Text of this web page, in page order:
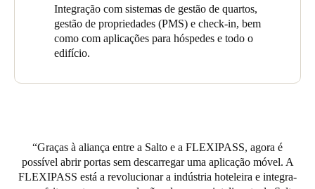
quartos do hotel. Esta solução possui um leitor elegante,
acentuado por um anel interativo que se ilumina quando as
credenciais de acesso são apresentadas. O seu design
minimalista combina perfeitamente com a decoração de qualquer
das maçanetas, para as quais foi escolhida uma linha luxuosa e
inteligente XS4 One, projetada para ser integrada em todos os
tipos de portas e pontos de acesso, permitindo assim a sua
modernização. Esta fechadura é uma solução elegante e
Integração com sistemas de gestão de quartos,
gestão de propriedades (PMS) e check-in, bem
como com aplicações para hóspedes e todo o
edifício.
Graças à aliança entre a Salto e a FLEXIPASS, agora é
possível abrir portas sem descarregar uma aplicação móvel. A
FLEXIPASS está a revolucionar a indústria hoteleira e integra-